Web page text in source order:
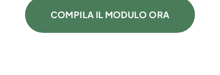
COMPILA IL MODULO ORA